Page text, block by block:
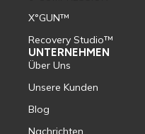
X°GUN™
Recovery Studio™
UNTERNEHMEN
Über Uns
Unsere Kunden
Blog
Nachrichten